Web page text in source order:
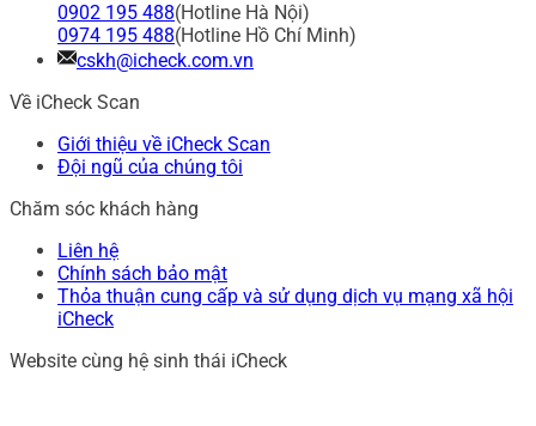
0902 195 488(Hotline Hà Nội)
0974 195 488(Hotline Hồ Chí Minh)
cskh@icheck.com.vn
Về iCheck Scan
Giới thiệu về iCheck Scan
Đội ngũ của chúng tôi
Chăm sóc khách hàng
Liên hệ
Chính sách bảo mật
Thỏa thuận cung cấp và sử dụng dịch vụ mạng xã hội
iCheck
Website cùng hệ sinh thái iCheck